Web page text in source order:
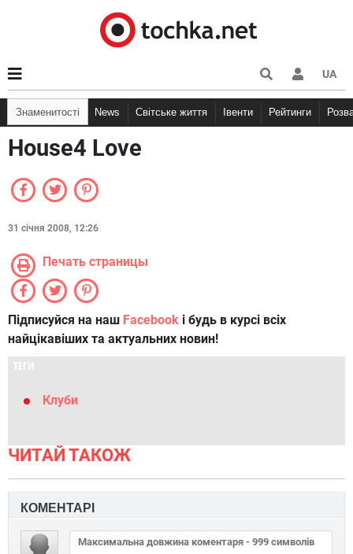
UA
Знаменитості News Світське життя Івенти Рейтинги
House4 Love
31 січня 2008, 12:26
Печать страницы
Підписуйся на наш Facebook і будь в курсі всіх
найцікавіших та актуальних новин!
ТЕГИ
Клуби
ЧИТАЙ ТАКОЖ
КОМЕНТАРІ